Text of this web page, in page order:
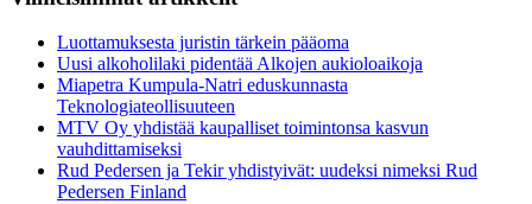
Luottamuksesta juristin tärkein pääoma
Uusi alkoholilaki pidentää Alkojen aukioloaikoja
Miapetra Kumpula-Natri eduskunnasta
Teknologiateollisuuteen
MTV Oy yhdistää kaupalliset toimintonsa kasvun
vauhdittamiseksi
Rud Pedersen ja Tekir yhdistyivät: uudeksi nimeksi Rud
Pedersen Finland